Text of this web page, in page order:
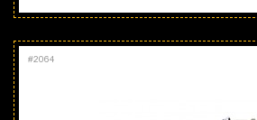
#2064